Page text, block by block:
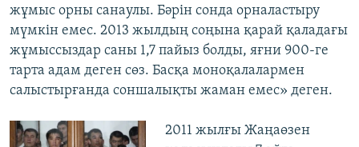
жұмыс орны санаулы. Бәрін сонда орналастыру
мүмкін емес. 2013 жылдың соңына қарай қаладағы
жұмыссыздар саны 1,7 пайыз болды, яғни 900-ге
тарта адам деген сөз. Басқа моноқалалармен
салыстырғанда соншалықты жаман емес» деген.
2011 жылғы Жаңаөзен